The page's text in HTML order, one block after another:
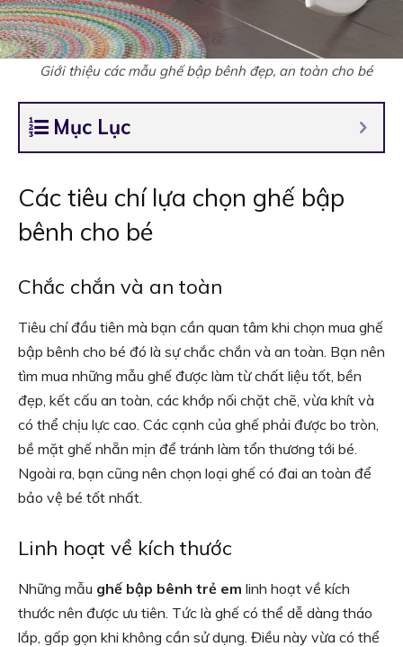
Giới thiệu các mẫu ghế bập bênh đẹp, an toàn cho bé
Mục Lục
Các tiêu chí lựa chọn ghế bập
bênh cho bé
Chắc chắn và an toàn
Tiêu chí đầu tiên mà bạn cần quan tâm khi chọn mua ghế
bập bênh cho bé đó là sự chắc chắn và an toàn. Bạn nên
tìm mua những mẫu ghế được làm từ chất liệu tốt, bền
đẹp, kết cấu an toàn, các khớp nối chặt chẽ, vừa khít và
có thể chịu lực cao. Các cạnh của ghế phải được bo tròn,
bề mặt ghế nhẵn mịn để tránh làm tổn thương tới bé.
Ngoài ra, bạn cũng nên chọn loại ghế có đai an toàn để
bảo vệ bé tốt nhất.
Linh hoạt về kích thước
Những mẫu ghế bập bênh trẻ em linh hoạt về kích
thước nên được ưu tiên. Tức là ghế có thể dễ dàng tháo
lắp, gấp gọn khi không cần sử dụng. Điều này vừa có thể